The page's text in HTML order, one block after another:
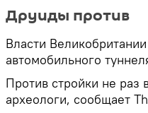
Друиды против
Власти
автомобильного
Против стройки не раз
археологи, сообщает